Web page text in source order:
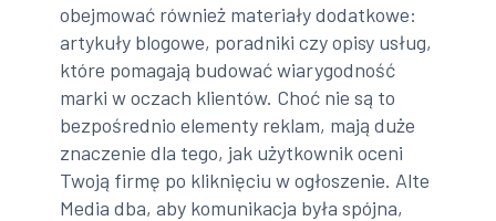
obejmować również materiały dodatkowe:
artykuły blogowe, poradniki czy opisy usług,
które pomagają budować wiarygodność
marki w oczach klientów. Choć nie są to
bezpośrednio elementy reklam, mają duże
znaczenie dla tego, jak użytkownik oceni
Twoją firmę po kliknięciu w ogłoszenie. Alte
Media dba, aby komunikacja była spójna,